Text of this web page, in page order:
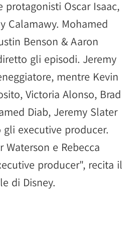
protagonisti Oscar Isaac,
Calamawy. Mohamed
Benson & Aaron
gli episodi. Jeremy
mentre Kevin
Victoria Alonso, Brad
Diab, Jeremy Slater
gli executive producer.
Waterson e Rebecca
producer", recita il
di Disney.